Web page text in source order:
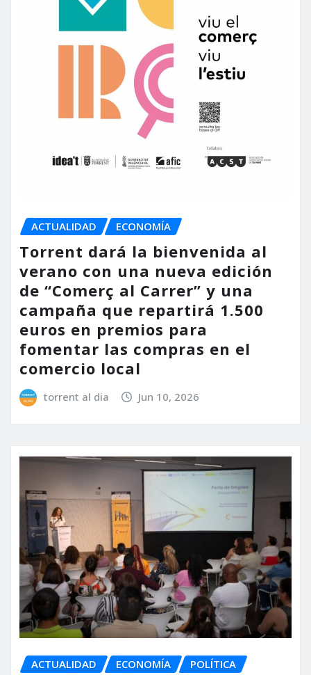
ACTUALIDAD ECONOMÍA
Torrent dará la bienvenida al
verano con una nueva edición
de “Comerç al Carrer” y una
campaña que repartirá 1.500
euros en premios para
fomentar las compras en el
comercio local
torrent al dia Jun 10, 2026
ACTUALIDAD ECONOMÍA POLÍTICA